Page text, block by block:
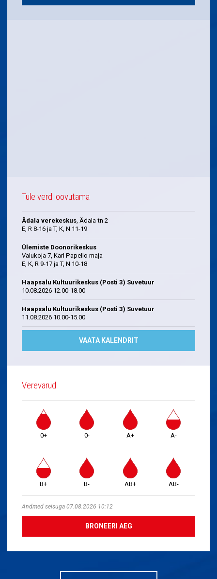
Tule verd loovutama
Ädala verekeskus, Ädala tn 2
E, R 8-16 ja T, K, N 11-19
Ülemiste Doonorikeskus
Valukoja 7, Karl Papello maja
E, K, R 9-17 ja T, N 10-18
Haapsalu Kultuurikeskus (Posti 3) Suvetuur
10.08.2026 12.00-18.00
Haapsalu Kultuurikeskus (Posti 3) Suvetuur
11.08.2026 10.00-15.00
VAATA KALENDRIT
Verevarud
0+ 0- A+ A-
B+ B- AB+ AB-
Andmed seisuga 07.08.2026 10:12
BRONEERI AEG